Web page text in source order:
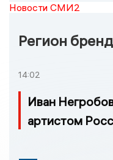
Новости СМИ2
Регион бренд
14:02
Иван
артистом